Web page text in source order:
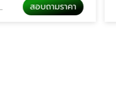
สอบถามราคา